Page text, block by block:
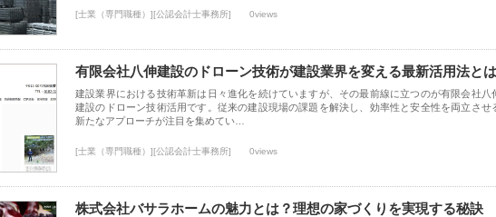
[士業（専門職種）][公認会計士事務所] 0views
有限会社八伸建設のドローン技術が建設業界を変える最新活用法とは
建設業界における技術革新は日々進化を続けていますが、その最前線に立つのが有限会社八
建設のドローン技術活用です。従来の建設現場の課題を解決し、効率性と安全性を両立させ
新たなアプローチが注目を集めてい…
[士業（専門職種）][公認会計士事務所] 0views
株式会社バサラホームの魅力とは？理想の家づくりを実現する秘訣